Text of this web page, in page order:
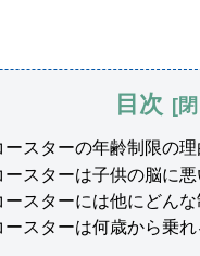
目次
ースターの年齢制限の
ースターは子供の脳に
ースターには他にどん
ースターは何歳から乗